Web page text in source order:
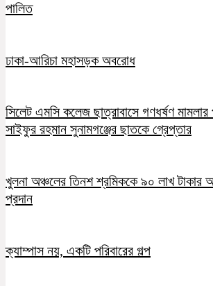
পালিত
ঢাকা-আরিচা মহাসড়ক অবরোধ
সিলেট এমসি কলেজ ছাত্রাবাসে গণধর্ষণ
সাইফুর রহমান সুনামগঞ্জের ছাতকে গ্রেপ্তার
খুলনা অঞ্চলের তিনশ শ্রমিককে ৯০ লাখ টাকার
প্রদান
ক্যাম্পাস নয়, একটি পরিবারের গল্প